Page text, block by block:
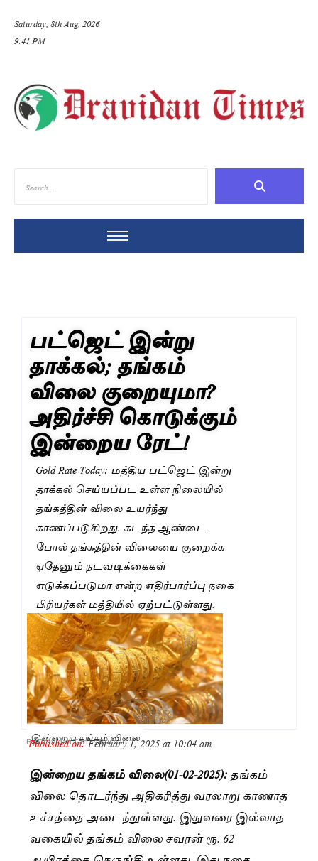
Saturday, 8th Aug, 2026
9:41 PM
பட்ஜெட் இன்று
தாக்கல்; தங்கம்
விலை குறையுமா?
அதிர்ச்சி கொடுக்கும்
இன்றைய ரேட்!
Gold Rate Today: மத்திய பட்ஜெட் இன்று
தாக்கல் செய்யப்பட உள்ள நிலையில்
தங்கத்தின் விலை உயர்ந்து
காணப்படுகிறது. கடந்த ஆண்டை
போல் தங்கத்தின் விலையை குறைக்க
ஏதேனும் நடவடிக்கைகள்
எடுக்கப்படுமா என்ற எதிர்பார்ப்பு நகை
பிரியர்கள் மத்தியில் ஏற்பட்டுள்ளது.
இன்றைய தங்கம் விலை
ByDravidan Times Bureau
Published on:February 1, 2025 at 10:04 am
இன்றைய தங்கம் விலை(01-02-2025):தங்கம்
விலை தொடர்ந்து அதிகரித்து வரலாறு காணாத
உச்சத்தை அடைந்துள்ளது. இதுவரை இல்லாத
வகையில் தங்கம் விலை சவரன் ரூ. 62